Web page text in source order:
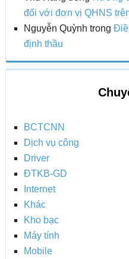
đối với đơn vị QHNS
Nguyễn Quỳnh trong
định thầu
BCTCNN
Dịch vụ công
Driver
ĐTKB-GD
Internet
Khác
Kho bạc
Máy tính
Mobile